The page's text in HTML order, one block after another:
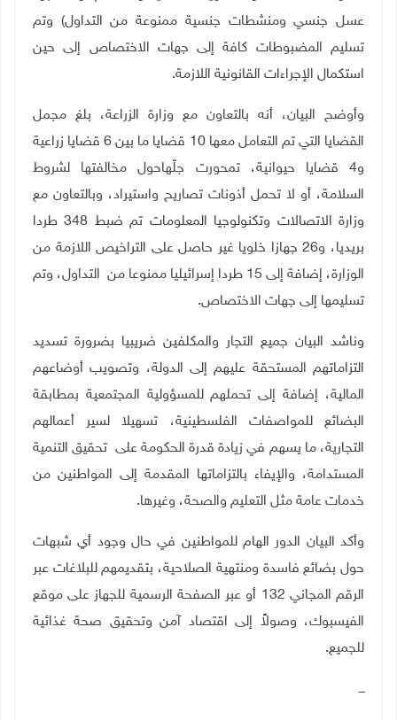
عسل جنسي ومنشطات جنسية ممنوعة من التداول) وتم
تسليم المضبوطات كافة إلى جهات الاختصاص إلى حين
استكمال الإجراءات القانونية اللازمة.
وأوضح البيان، أنه بالتعاون مع وزارة الزراعة، بلغ مجمل
القضايا التي تم التعامل معها 10 قضايا
ما بين 6 قضايا زراعية
و4 قضايا حيوانية، تمحورت جلّهاحول مخالفتها لشروط
السلامة، أو لا تحمل أذونات تصاريح واستيراد، وبالتعاون مع
وزارة الاتصالات وتكنولوجيا المعلومات تم ضبط 348 طردا
بريديا، و26 جهازا خلويا غير حاصل على التراخيص اللازمة من
الوزارة، إضافة إلى 15 طردا إسرائيليا ممنوعا من التداول، وتم
تسليمها إلى جهات الاختصاص.
وناشد البيان جميع التجار والمكلفين ضريبيا بضرورة تسديد
التزاماتهم المستحقة عليهم إلى الدولة، وتصويب أوضاعهم
المالية، إضافة إلى تحملهم للمسؤولية المجتمعية بمطابقة
البضائع للمواصفات الفلسطينية، تسهيلا لسير أعمالهم
التجارية، ما يسهم في زيادة قدرة الحكومة على تحقيق التنمية
المستدامة، والإيفاء بالتزاماتها المقدمة إلى المواطنين من
خدمات عامة مثل التعليم والصحة، وغيرها.
وأكد البيان الدور الهام للمواطنين في حال وجود أي شبهات
حول بضائع فاسدة ومنتهية الصلاحية، بتقديمهم للبلاغات عبر
الرقم المجاني 132 أو عبر الصفحة الرسمية للجهاز على موقع
الفيسبوك، وصولاً إلى اقتصاد آمن وتحقيق صحة غذائية
للجميع.
ـــ